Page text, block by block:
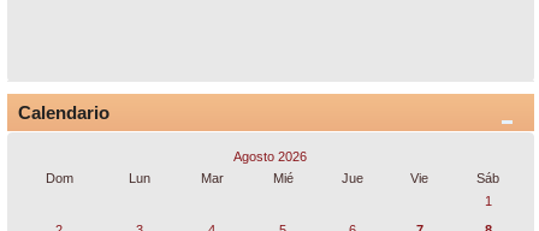
Calendario
Agosto 2026
Dom
Lun Mar Mié Jue Vie
Sáb
1